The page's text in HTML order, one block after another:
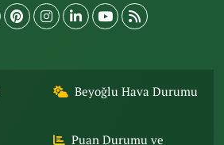
Beyoğlu Hava Durumu
Puan Durumu ve